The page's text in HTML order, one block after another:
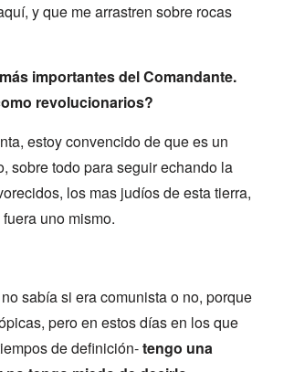
y que me arrastren sobre rocas
importantes del Comandante.
revolucionarios?
estoy convencido de que es un
sobre todo para seguir echando la
los mas judíos de esta tierra,
uno mismo.
sabía si era comunista o no, porque
pero en estos días en los que
de definición-tengo una